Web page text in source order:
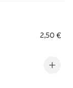
2,50 €